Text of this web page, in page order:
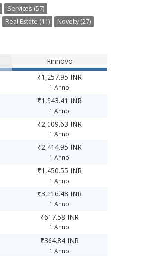
Services (57)
Real Estate (11)
Novelty (27)
Rinnovo
₹1,257.95 INR
1 Anno
₹1,943.41 INR
1 Anno
₹2,009.63 INR
1 Anno
₹2,414.95 INR
1 Anno
₹1,450.55 INR
1 Anno
₹3,516.48 INR
1 Anno
₹617.58 INR
1 Anno
₹364.84 INR
1 Anno